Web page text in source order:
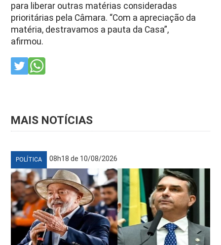
para liberar outras matérias consideradas
prioritárias pela Câmara. “Com a apreciação da
matéria, destravamos a pauta da Casa”,
afirmou.
MAIS NOTÍCIAS
POLÍTICA 08h18 de 10/08/2026